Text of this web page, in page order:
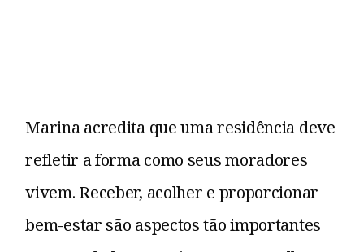
Marina acredita que uma residência deve
refletir a forma como seus moradores
vivem. Receber, acolher e proporcionar
bem-estar são aspectos tão importantes